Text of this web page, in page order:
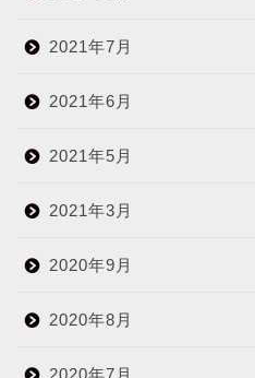
2021年7月
2021年6月
2021年5月
2021年3月
2020年9月
2020年8月
2020年7月